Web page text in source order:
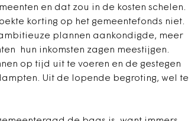
en dat zou in de kosten schelen.
korting op het gemeentefonds niet.
plannen aankondigde, meer
hun inkomsten zagen meestijgen.
op tijd uit te voeren en de gestegen
Uit de lopende begroting, wel te